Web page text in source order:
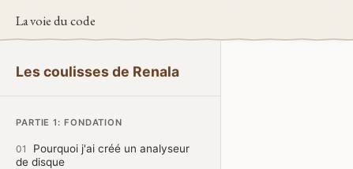
La voie du code
Les coulisses de Renala
PARTIE 1: FONDATION
01
Pourquoi j'ai créé un analyseur
de disque